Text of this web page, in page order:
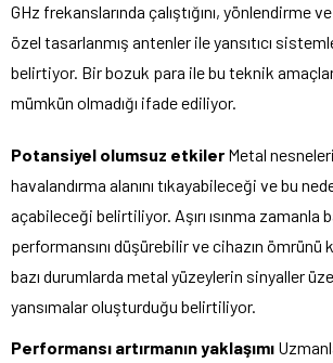
GHz frekanslarında çalıştığını, yönlendirme
özel tasarlanmış antenler ile yansıtıcı
belirtiyor. Bir bozuk para ile bu teknik
mümkün olmadığı ifade ediliyor.
Potansiyel olumsuz etkiler Metal
havalandırma alanını tıkayabileceği ve bu
açabileceği belirtiliyor. Aşırı ısınma zamanla
performansını düşürebilir ve cihazın ömrünü
bazı durumlarda metal yüzeylerin sinyaller
yansımalar oluşturduğu belirtiliyor.
Performansı artırmanın yaklaşımı